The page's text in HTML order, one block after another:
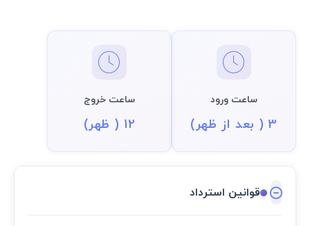
ساعت ورود
3 ( بعد از ظهر)
ساعت خروج
12 ( ظهر)
قوانین استرداد